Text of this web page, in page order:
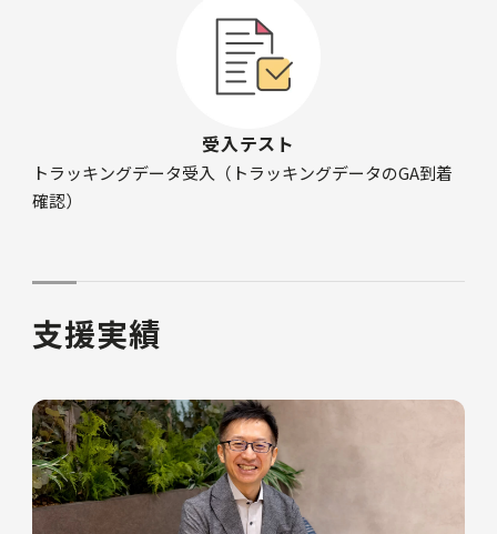
受入テスト
トラッキングデータ受入（トラッキングデータのGA到着
確認）
支援実績